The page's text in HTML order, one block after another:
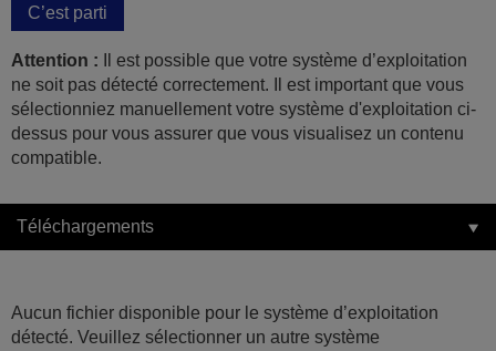
C’est parti
Attention : Il est possible que votre système d’exploitation
ne soit pas détecté correctement. Il est important que vous
sélectionniez manuellement votre système d'exploitation ci-
dessus pour vous assurer que vous visualisez un contenu
compatible.
Téléchargements
Aucun fichier disponible pour le système d’exploitation
détecté. Veuillez sélectionner un autre système